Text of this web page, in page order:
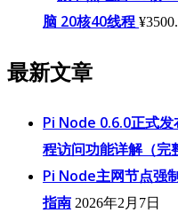
脑 20核40线程 ¥
最新文章
Pi Node 0.6.0正式
程访问功能详解（完
Pi Node主网节点强
指南 2026年2月7日